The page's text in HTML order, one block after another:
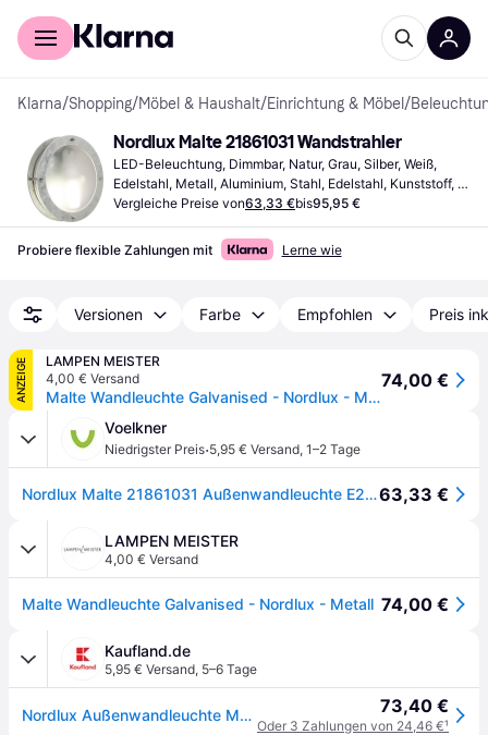
Für Shopper
Klarna/Shopping/Möbel & Haushalt/Einrichtung & Möbel /
Nordlux Malte 21861031 Wandstrahler
LED-Beleuchtung, Dimmbar, Natur, Grau, Silber, Weiß,
Edelstahl, Metall, Aluminium, Stahl, Edelstahl, Kunststoff,
Zink, IP-Schutzart: IP54, IP20, IP65, IP44, Lampensockel:
E27
Vergleiche Preise von63,33 €bis95,95 €
Probiere flexible Zahlungen mit Lerne wie
Versionen Farbe Empfohlen Preis
ANZEIGE
LAMPEN MEISTER
4,00 € Versand
Malte Wandleuchte Galvanised - Nordlux - Metall
74,00 €
Voelkner
Niedrigster Preis·5,95 € Versand, 1–2 Tage
Nordlux Malte 21861031 Außenwandleuchte E27 Verzinkt63,33 €
LAMPEN MEISTER
4,00 € Versand
Malte Wandleuchte Galvanised - Nordlux - Metall 74,00 €
Kaufland.de
5,95 € Versand, 5–6 Tage
Nordlux Außenwandleuchte Malte, verzinkt, 1 x E27/60W, IP54, 21861031 73,40 €
Oder 3 Zahlungen von 24,46 €¹